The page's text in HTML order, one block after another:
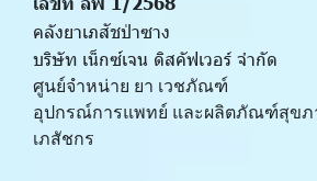
คลังยาเภสัชป่าซาง
บริษัท เน็กซ์เจน ดิสคัฟเวอร์ จำกัด
ศูนย์จำหน่าย ยา เวชภัณฑ์
อุปกรณ์การแพทย์ และผลิตภัณฑ์สุขภ
เภสัชกร